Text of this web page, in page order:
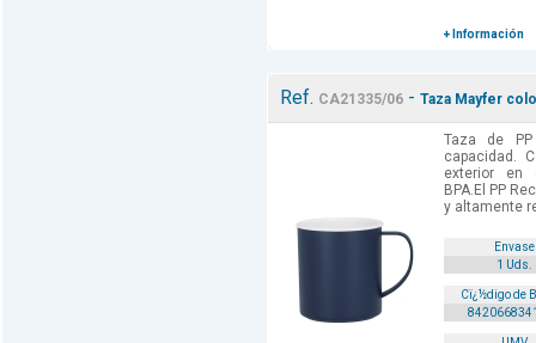
+ Información
Ref. CA21335/06- Taza Mayfer
Taza de
capacidad.
exterior en
BPA.El PP
y altamente
Envase
1 Uds.
Cï¿½digo de